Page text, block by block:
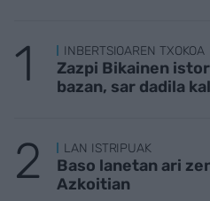
INBERTSIOAREN TXOKOA
Zazpi Bikainen
bazan, sar dadila
LAN ISTRIPUAK
Baso lanetan ari
Azkoitian